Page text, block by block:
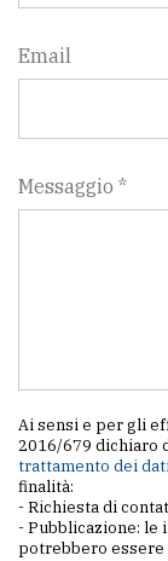
Email
Messaggio *
Ai sensi e per gli
2016/679 dichiaro
trattamento dei
finalità:
- Richiesta di
- Pubblicazione: le
potrebbero